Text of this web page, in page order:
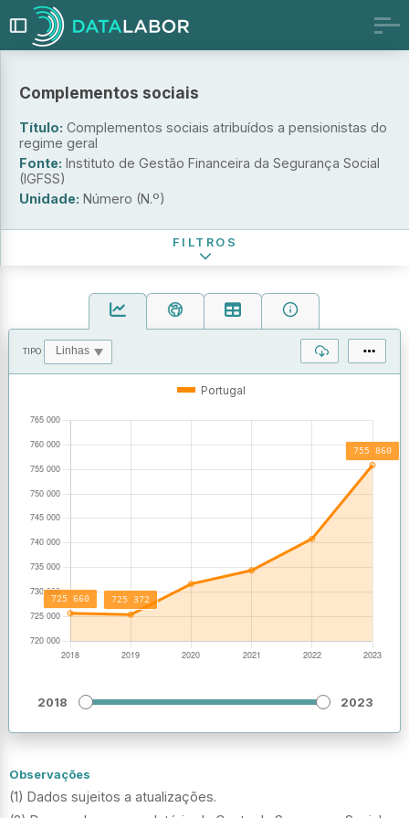
TIPO
Portugal
2018 2023
Observações
(1) Dados sujeitos a atualizações.
Complementos sociais
Título: Complementos sociais atribuídos a pensionistas do
regime geral
Fonte: Instituto de Gestão Financeira da Segurança Social
(IGFSS)
Unidade: Número (N.º)
Tipo de pensão
Velhice
Invalidez
Sobrevivência
FILTROS